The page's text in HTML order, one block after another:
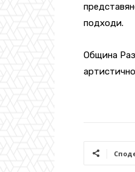
подходи.
Община